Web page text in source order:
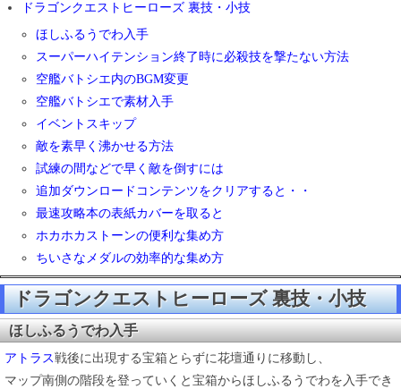
ドラゴンクエストヒーローズ 裏技・小技
ほしふるうでわ入手
スーパーハイテンション終了時に必殺技を撃たない方法
空艦バトシエ内のBGM変更
空艦バトシエで素材入手
イベントスキップ
敵を素早く沸かせる方法
試練の間などで早く敵を倒すには
追加ダウンロードコンテンツをクリアすると・・
最速攻略本の表紙カバーを取ると
ホカホカストーンの便利な集め方
ちいさなメダルの効率的な集め方
ドラゴンクエストヒーローズ 裏技・小技
ほしふるうでわ入手
アトラス戦後に出現する宝箱とらずに花壇通りに移動し、
マップ南側の階段を登っていくと宝箱からほしふるうでわを入手でき